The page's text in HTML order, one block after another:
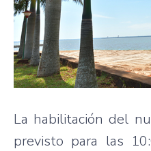
La habilitación del
previsto para las